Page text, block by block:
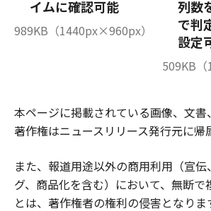
イムに確認可能
989KB（1440px×960px）
列数
で判
設定
509KB
本ページに掲載されている画像、文
著作権はニュースリリース発行元に帰
また、報道用途以外の商用利用（宣
グ、商品化を含む）において、無断で
とは、著作権者の権利の侵害となりま